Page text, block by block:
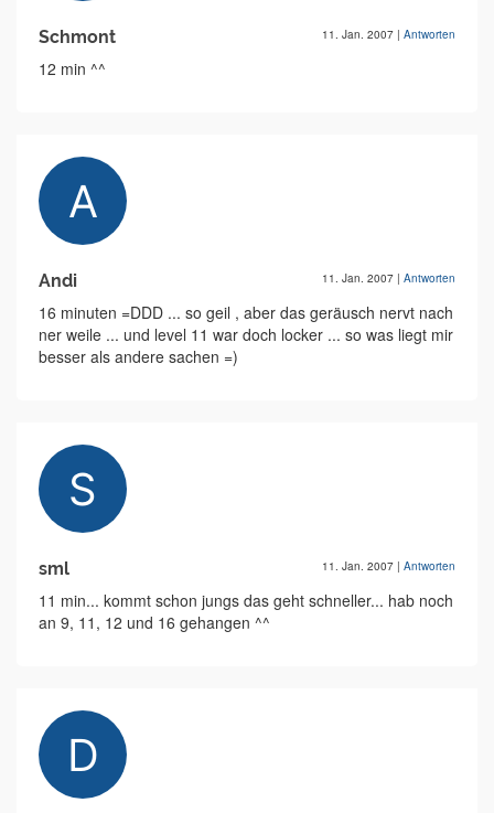
Schmont 11. Jan. 2007 | Antworten
12 min ^^
Andi 11. Jan. 2007 | Antworten
16 minuten =DDD ... so geil , aber das geräusch nervt nach
ner weile ... und level 11 war doch locker ... so was liegt mir
besser als andere sachen =)
sml 11. Jan. 2007 | Antworten
11 min... kommt schon jungs das geht schneller... hab noch
an 9, 11, 12 und 16 gehangen ^^